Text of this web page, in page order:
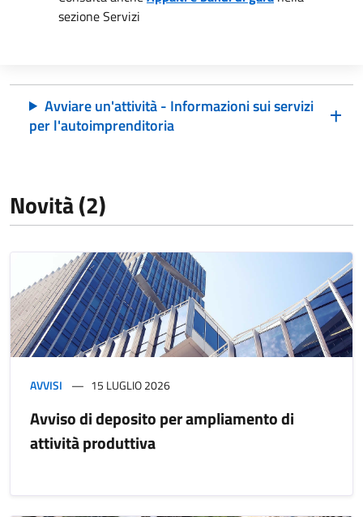
sezione Servizi
Avviare un'attività - Informazioni sui servizi
per l'autoimprenditoria
Novità (2)
AVVISI 15 LUGLIO 2026
Avviso di deposito per ampliamento di
attività produttiva